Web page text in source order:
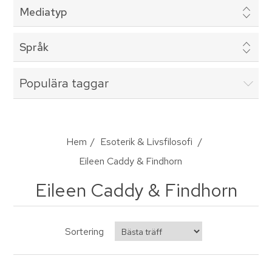
Mediatyp
Språk
Populära taggar
Hem / Esoterik & Livsfilosofi /
Eileen Caddy & Findhorn
Eileen Caddy & Findhorn
Sortering